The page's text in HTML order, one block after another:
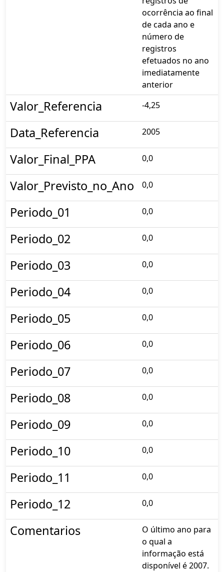
ocorrência ao final
de cada ano e
número de
registros
efetuados no ano
imediatamente
anterior
Valor_Referencia -4,25
Data_Referencia 2005
Valor_Final_PPA 0,0
Valor_Previsto_no_Ano 0,0
Periodo_01 0,0
Periodo_02 0,0
Periodo_03 0,0
Periodo_04 0,0
Periodo_05 0,0
Periodo_06 0,0
Periodo_07 0,0
Periodo_08 0,0
Periodo_09 0,0
Periodo_10 0,0
Periodo_11 0,0
Periodo_12 0,0
Comentarios
O último ano para
o qual a
informação está
disponível é 2007.